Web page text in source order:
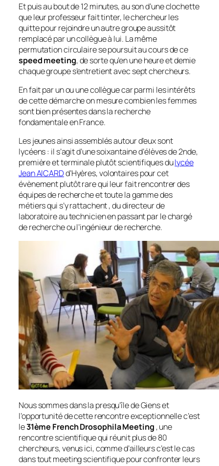
Et puis au bout de 12 minutes, au son d’une clochette
que leur professeur fait tinter, le chercheur les
quitte pour rejoindre un autre groupe aussitôt
remplacé par un collègue à lui. La même
permutation circulaire se poursuit au cours de ce
speed meeting, de sorte qu’en une heure et demie
chaque groupe s’entretient avec sept chercheurs.
En fait par un ou une collègue car parmi les intérêts
de cette démarche on mesure combien les femmes
sont bien présentes dans la recherche
fondamentale en France.
Les jeunes ainsi assemblés autour d’eux sont
lycéens : il s’agit d’une soixantaine d’élèves de 2nde,
première et terminale plutôt scientifiques dulycée
Jean AICARDd’Hyères, volontaires pour cet
évènement plutôt rare qui leur fait rencontrer des
équipes de recherche et toute la gamme des
métiers qui s’y rattachent , du directeur de
laboratoire au technicien en passant par le chargé
de recherche ou l’ingénieur de recherche.
Nous sommes dans la presqu’île de Giens et
l’opportunité de cette rencontre exceptionnelle c’est
le31ème French Drosophila Meeting , une
rencontre scientifique qui réunit plus de 80
chercheurs, venus ici, comme d’ailleurs c’est le cas
dans tout meeting scientifique pour confronter leurs